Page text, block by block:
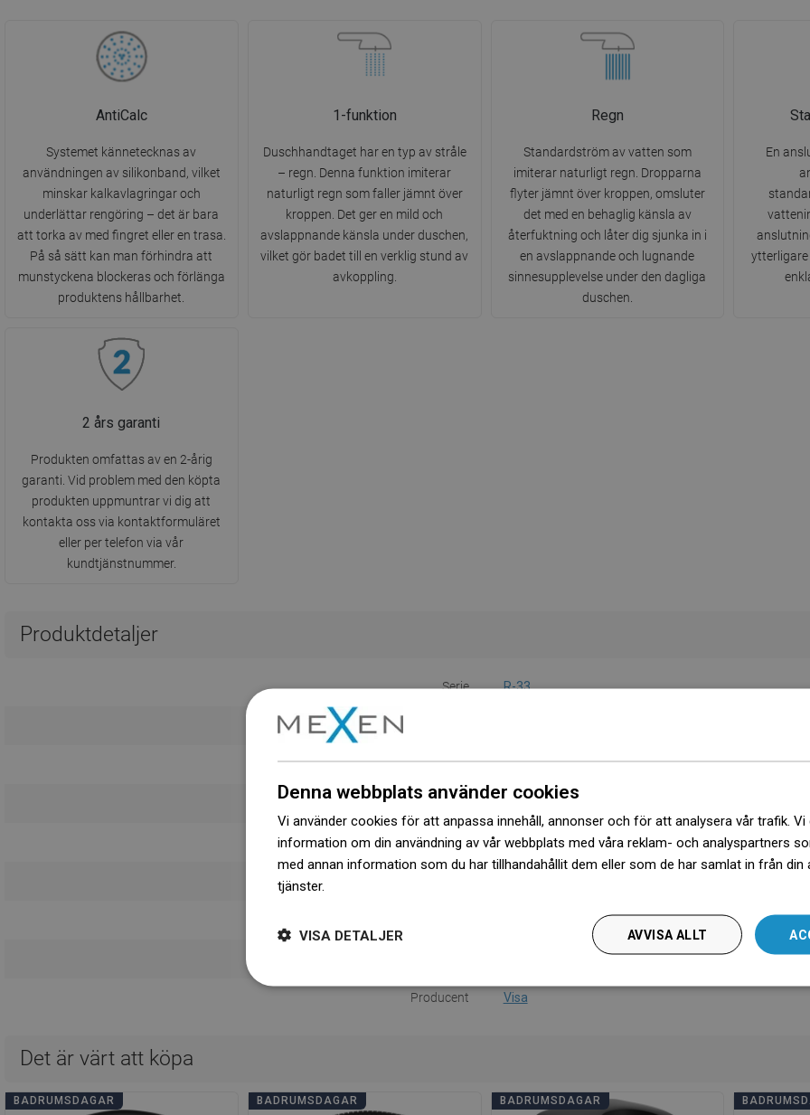
AntiCalc
Systemet kännetecknas av
användningen av silikonband, vilket
minskar kalkavlagringar och
underlättar rengöring – det är bara
att torka av med fingret eller en trasa.
På så sätt kan man förhindra att
munstyckena blockeras och förlänga
produktens hållbarhet.
1-funktion
Duschhandtaget har en typ av stråle
– regn. Denna funktion imiterar
naturligt regn som faller jämnt över
kroppen. Det ger en mild och
avslappnande känsla under duschen,
vilket gör badet till en verklig stund av
avkoppling.
Regn
Standardström av vatten som
imiterar naturligt regn. Dropparna
flyter jämnt över kroppen, omsluter
det med en behaglig känsla av
återfuktning och låter dig sjunka in i
en avslappnande och lugnande
sinnesupplevelse under den dagliga
duschen.
En
ytterligare
2 års garanti
Produkten omfattas av en 2-årig
garanti. Vid problem med den köpta
produkten uppmuntrar vi dig att
kontakta oss via kontaktformuläret
eller per telefon via vår
kundtjänstnummer.
Produktdetaljer
Serie R-33
Material Plast
Form Kvadratisk
Antal funktioner 1-funktionell
Producent Visa
Det är värt att köpa
BADRUMSDAGAR BADRUMSDAGAR BADRUMSDAGAR
Denna webbplats använder cookies
Vi använder cookies för att anpassa innehåll, annonser och för att analysera vår trafik. Vi
information om din användning av vår webbplats med våra reklam- och analyspartners
med annan information som du har tillhandahållit dem eller som de har samlat in från din
tjänster.
AVVISA ALLT
VISA DETALJER